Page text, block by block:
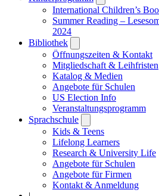
submenu
International Children’s
Summer Reading –
2024
Bibliothek
submenu
Öffnungszeiten & Kontakt
Mitgliedschaft & Leihfristen
Katalog & Medien
Angebote für Schulen
US Election Info
Veranstaltungsprogramm
Sprachschule
submenu
Kids & Teens
Lifelong Learners
Research & University Life
Angebote für Schulen
Angebote für Firmen
Kontakt & Anmeldung